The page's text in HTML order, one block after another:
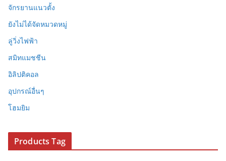
จักรยานแนวตั้ง
ยังไม่ได้จัดหมวดหมู่
ลู่วิ่งไฟฟ้า
สมิทแมชชีน
อิลิปติคอล
อุปกรณ์อื่นๆ
โฮมยิม
Products Tag